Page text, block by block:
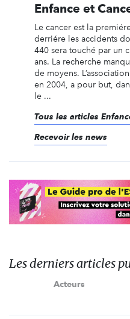
Enfance et
Le cancer est la
derriére les accidents
440 sera touché par un
ans. La recherche
de moyens.
en 2004, a pour but,
le ...
Tous les articles
Recevoir les news
Les derniers articles
Acteurs